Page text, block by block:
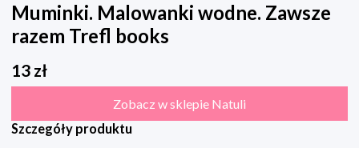
Muminki. Malowanki wodne. Zawsze
razem Trefl books
13 zł
Zobacz w sklepie Natuli
Szczegóły produktu